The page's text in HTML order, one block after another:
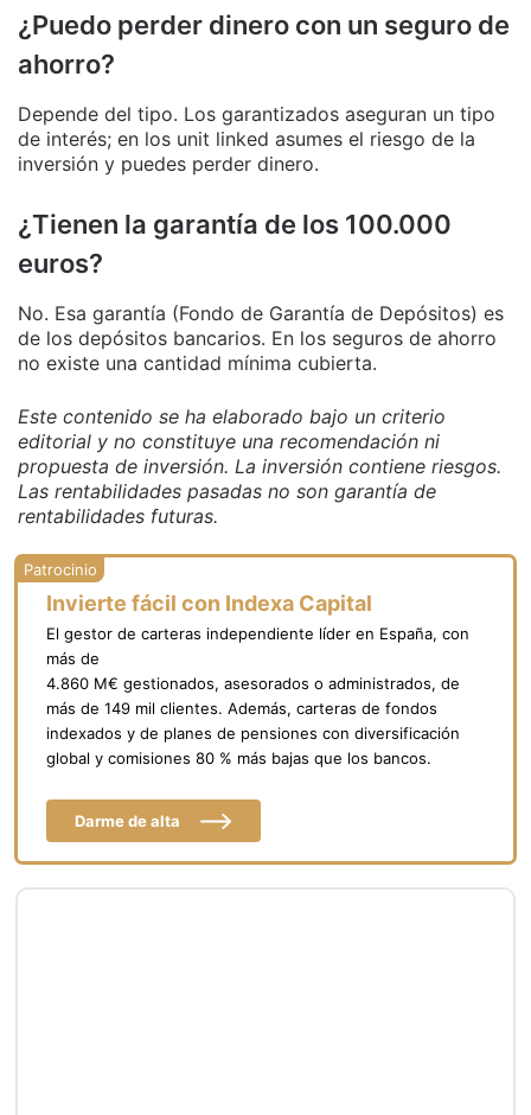
¿Puedo perder dinero con un seguro de
ahorro?
Depende del tipo. Los garantizados aseguran un tipo
de interés; en los unit linked asumes el riesgo de la
inversión y puedes perder dinero.
¿Tienen la garantía de los 100.000
euros?
No. Esa garantía (Fondo de Garantía de Depósitos) es
de los depósitos bancarios. En los seguros de ahorro
no existe una cantidad mínima cubierta.
Este contenido se ha elaborado bajo un criterio
editorial y no constituye una recomendación ni
propuesta de inversión. La inversión contiene riesgos.
Las rentabilidades pasadas no son garantía de
rentabilidades futuras.
Invierte fácil con Indexa Capital
El gestor de carteras independiente líder en España, con
más de
4.860 M€ gestionados, asesorados o administrados, de
más de 149 mil clientes. Además, carteras de fondos
indexados y de planes de pensiones con diversificación
global y comisiones 80 % más bajas que los bancos.
Darme de alta